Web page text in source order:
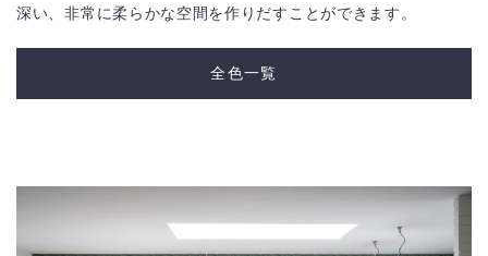
深い、非常に柔らかな空間を作りだすことができます。
全色一覧